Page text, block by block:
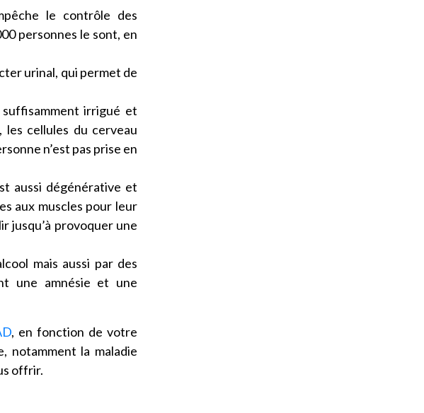
le contrôle des
personnes le sont, en
urinal, qui permet de
irrigué et
les cellules du cerveau
n’est pas prise en
aussi dégénérative et
aux muscles pour leur
jusqu’à provoquer une
mais aussi par des
une amnésie et une
, en fonction de votre
notamment la maladie
offrir.